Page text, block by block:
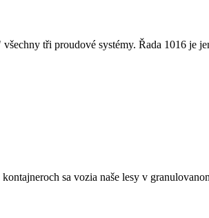
tři proudové systémy. Řada 1016 je
sa vozia naše lesy v